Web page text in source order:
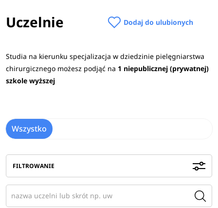
Uczelnie Dodaj do ulubionych
Studia na kierunku specjalizacja w dziedzinie pielęgniarstwa
chirurgicznego możesz podjąć na 1 niepublicznej (prywatnej)
szkole wyższej
Wszystko
FILTROWANIE